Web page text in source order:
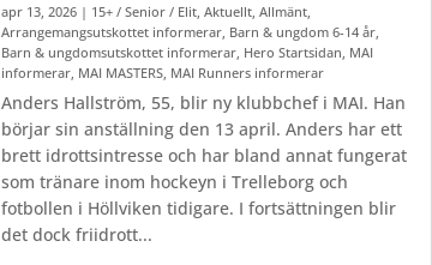
apr 13, 2026 | 15+ / Senior / Elit ,Aktuellt ,Allmänt
Arrangemangsutskottet informerar Barn & ungdom 6-14 år
Barn & ungdomsutskottet informerar Hero Startsidan MAI
informerar MAI MASTERS MAI Runners informerar
Anders Hallström, 55, blir ny klubbchef i MAI. Han
börjar sin anställning den 13 april. Anders har ett
brett idrottsintresse och har bland annat fungerat
som tränare inom hockeyn i Trelleborg och
fotbollen i Höllviken tidigare. I fortsättningen blir
det dock friidrott...